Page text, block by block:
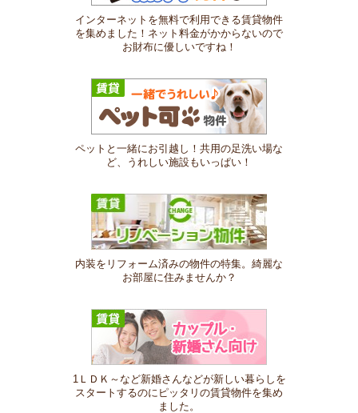
インターネットを無料で利用できる賃貸物件
を集めました！ネット料金がかからないので
お財布に優しいですね！
ペットと一緒にお引越し！共用の足洗い場な
ど、うれしい施設もいっぱい！
内装をリフォーム済みの物件の特集。綺麗な
お部屋に住みませんか？
1ＬＤＫ～など新婚さんなどが新しい暮らしを
スタートするのにピッタリの賃貸物件を集め
ました。